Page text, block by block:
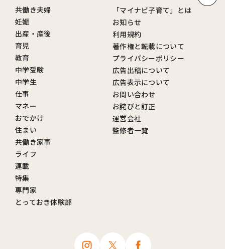
共働き夫婦
妊娠
出産・産後
育児
教育
中学受験
中学生
仕事
マネー
おでかけ
住まい
共働き家事
ライフ
連載
特集
専門家
とっておき体験部
「マイナビ子育て」とは
お知らせ
利用規約
著作権と転載について
プライバシーポリシー
広告出稿について
広告表示について
お問い合わせ
お詫びと訂正
運営会社
監修者一覧